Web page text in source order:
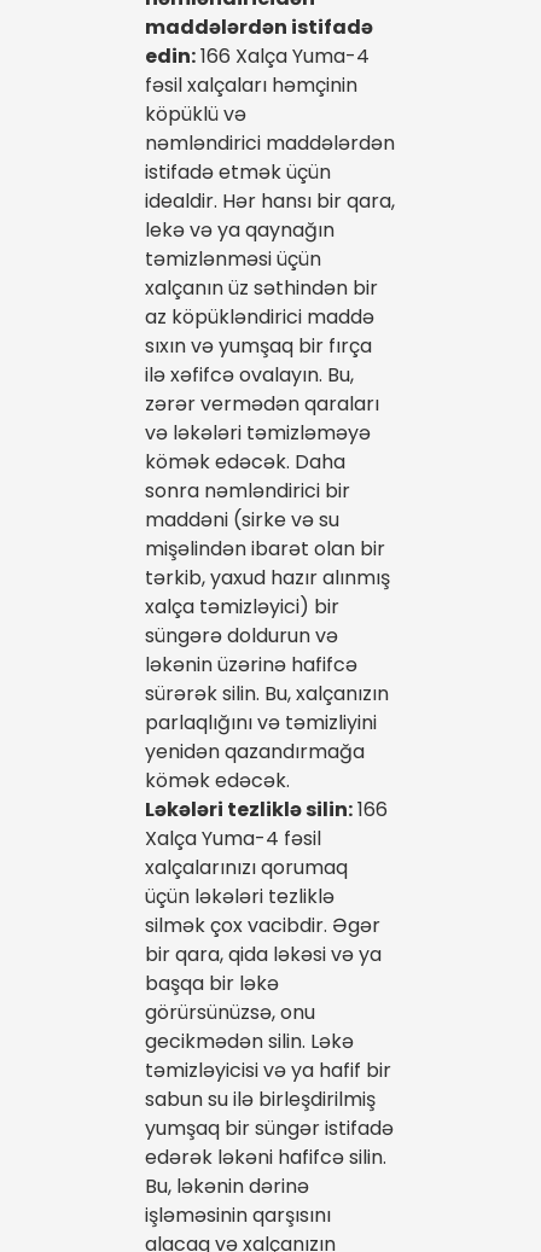
maddələrdən istifadə
edin:166 Xalça Yuma-4
fəsil xalçaları həmçinin
köpüklü və
nəmləndirici maddələrdən
istifadə etmək üçün
idealdir. Hər hansı bir qara,
lekə və ya qaynağın
təmizlənməsi üçün
xalçanın üz səthindən bir
az köpükləndirici maddə
sıxın və yumşaq bir fırça
ilə xəfifcə ovalayın. Bu,
zərər vermədən qaraları
və ləkələri təmizləməyə
kömək edəcək. Daha
sonra nəmləndirici bir
maddəni (sirke və su
mişəlindən ibarət olan bir
tərkib, yaxud hazır alınmış
xalça təmizləyici) bir
süngərə doldurun və
ləkənin üzərinə hafifcə
sürərək silin. Bu, xalçanızın
parlaqlığını və təmizliyini
yenidən qazandırmağa
kömək edəcək.
Ləkələri tezliklə silin:166
Xalça Yuma-4 fəsil
xalçalarınızı qorumaq
üçün ləkələri tezliklə
silmək çox vacibdir. Əgər
bir qara, qida ləkəsi və ya
başqa bir ləkə
görürsünüzsə, onu
gecikmədən silin. Ləkə
təmizləyicisi və ya hafif bir
sabun su ilə birleşdirilmiş
yumşaq bir süngər istifadə
edərək ləkəni hafifcə silin.
Bu, ləkənin dərinə
işləməsinin qarşısını
alacaq və xalçanızın